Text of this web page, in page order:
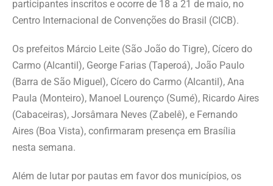
participantes inscritos e ocorre de 18 a 21 de maio, no
Centro Internacional de Convenções do Brasil (CICB).
Os prefeitos Márcio Leite (São João do Tigre), Cícero do
Carmo (Alcantil), George Farias (Taperoá), João Paulo
(Barra de São Miguel), Cícero do Carmo (Alcantil), Ana
Paula (Monteiro), Manoel Lourenço (Sumé), Ricardo Aires
(Cabaceiras), Jorsâmara Neves (Zabelê), e Fernando
Aires (Boa Vista), confirmaram presença em Brasília
nesta semana.
Além de lutar por pautas em favor dos municípios, os